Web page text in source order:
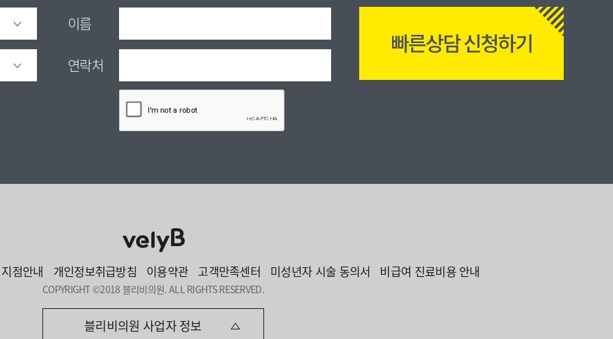
이름
연락처
지점안내 개인정보취급방침 이용약관 고객만족센터 미성년자 시술 동의서 비급여 진료비용 안내
COPYRIGHT ©2018 블리비의원. ALL RIGHTS RESERVED.
블리비의원 사업자 정보